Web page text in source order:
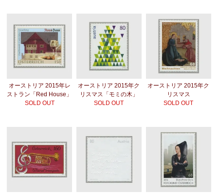
オーストリア 2015年レ
ストラン「Red House」
SOLD OUT
オーストリア 2015年ク
リスマス「モミの木」
SOLD OUT
オーストリア 2015年ク
リスマス
SOLD OUT